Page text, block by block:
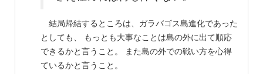
結局帰結するところは、ガラバゴス島進化であった
としても、 もっとも大事なことは島の外に出て順応
できるかと言うこと。 また島の外での戦い方を心得
ているかと言うこと。